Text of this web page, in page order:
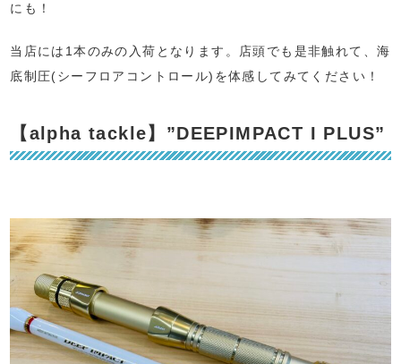
にも！
当店には1本のみの入荷となります。店頭でも是非触れて、海
底制圧(シーフロアコントロール)を体感してみてください！
【alpha tackle】”DEEPIMPACT I PLUS”